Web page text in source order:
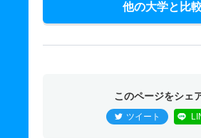
他の大学と比
このページをシェ
ツイート